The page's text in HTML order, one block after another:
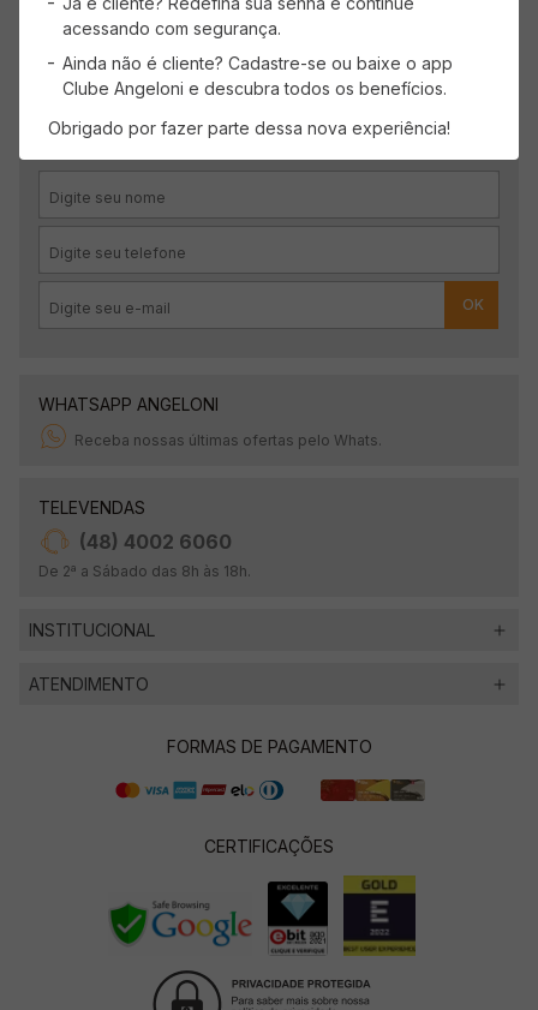
CADASTRE-SE
Receba promoções, novidades e descontos
OK
WHATSAPP ANGELONI
Receba nossas últimas ofertas pelo Whats.
TELEVENDAS
(48) 4002 6060
De 2ª a Sábado das 8h às 18h.
INSTITUCIONAL
ATENDIMENTO
FORMAS DE PAGAMENTO
CERTIFICAÇÕES
acessando com segurança.
Ainda não é cliente? Cadastre-se ou baixe o app
Clube Angeloni e descubra todos os benefícios.
Obrigado por fazer parte dessa nova experiência!